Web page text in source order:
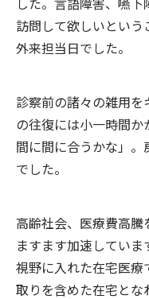
訪問して欲しいとい
外来担当日でした。
診察前の諸々の雑用
の往復には小一時間
間に間に合うかな」
でした。
高齢社会、医療費高
ますます加速してい
視野に入れた在宅医療
取りを含めた在宅とな